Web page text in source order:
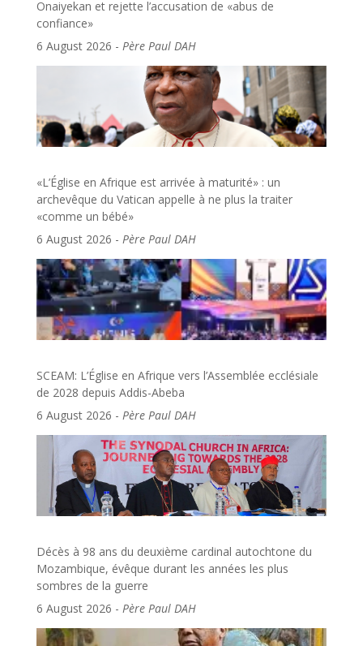
Onaiyekan et rejette l’accusation de «abus de
confiance»
6 August 2026 - Père Paul DAH
«L’Église en Afrique est arrivée à maturité» : un
archevêque du Vatican appelle à ne plus la traiter
«comme un bébé»
6 August 2026 - Père Paul DAH
SCEAM: L’Église en Afrique vers l’Assemblée ecclésiale
de 2028 depuis Addis-Abeba
6 August 2026 - Père Paul DAH
Décès à 98 ans du deuxième cardinal autochtone du
Mozambique, évêque durant les années les plus
sombres de la guerre
6 August 2026 - Père Paul DAH